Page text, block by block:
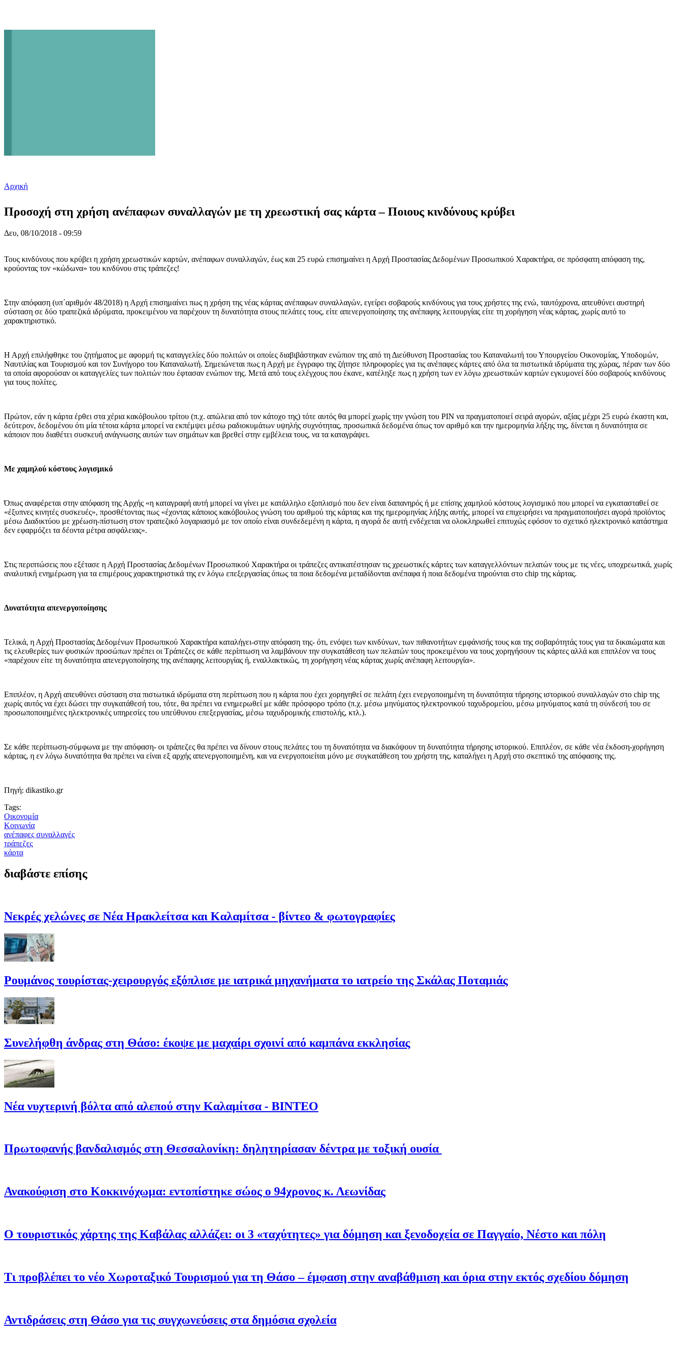
Αρχική
Προσοχή στη χρήση ανέπαφων συναλλαγών με τη χρεωστική σας κάρτα – Ποιους κινδύνους κρύβει
Δευ, 08/10/2018 - 09:59
Τους κινδύνους που κρύβει η χρήση χρεωστικών καρτών, ανέπαφων συναλλαγών, έως και 25 ευρώ επισημαίνει η Αρχή Προστασίας Δεδομένων Προσωπικού Χαρακτήρα, σε πρόσφατη απόφαση της,
κρούοντας τον «κώδωνα» του κινδύνου στις τράπεζες!
Στην απόφαση (υπ΄αριθμόν 48/2018) η Αρχή επισημαίνει πως η χρήση της νέας κάρτας ανέπαφων συναλλαγών, εγείρει σοβαρούς κινδύνους για τους χρήστες της ενώ, ταυτόχρονα, απευθύνει αυστηρή
σύσταση σε δύο τραπεζικά ιδρύματα, προκειμένου να παρέχουν τη δυνατότητα στους πελάτες τους, είτε απενεργοποίησης της ανέπαφης λειτουργίας είτε τη χορήγηση νέας κάρτας, χωρίς αυτό το
χαρακτηριστικό.
Η Αρχή επιλήφθηκε του ζητήματος με αφορμή τις καταγγελίες δύο πολιτών οι οποίες διαβιβάστηκαν ενώπιον της από τη Διεύθυνση Προστασίας του Καταναλωτή του Υπουργείου Οικονομίας, Υποδομών,
Ναυτιλίας και Τουρισμού και τον Συνήγορο του Καταναλωτή. Σημειώνεται πως η Αρχή με έγγραφο της ζήτησε πληροφορίες για τις ανέπαφες κάρτες από όλα τα πιστωτικά ιδρύματα της χώρας, πέραν των δύο
τα οποία αφορούσαν οι καταγγελίες των πολιτών που έφτασαν ενώπιον της. Μετά από τους ελέγχους που έκανε, κατέληξε πως η χρήση των εν λόγω χρεωστικών καρτών εγκυμονεί δύο σοβαρούς κινδύνους
για τους πολίτες.
Πρώτον, εάν η κάρτα έρθει στα χέρια κακόβουλου τρίτου (π.χ. απώλεια από τον κάτοχο της) τότε αυτός θα μπορεί χωρίς την γνώση του PIN να πραγματοποιεί σειρά αγορών, αξίας μέχρι 25 ευρώ έκαστη και,
δεύτερον, δεδομένου ότι μία τέτοια κάρτα μπορεί να εκπέμψει μέσω ραδιοκυμάτων υψηλής συχνότητας, προσωπικά δεδομένα όπως τον αριθμό και την ημερομηνία λήξης της, δίνεται η δυνατότητα σε
κάποιον που διαθέτει συσκευή ανάγνωσης αυτών των σημάτων και βρεθεί στην εμβέλεια τους, να τα καταγράψει.
Με χαμηλού κόστους λογισμικό
Όπως αναφέρεται στην απόφαση της Αρχής «η καταγραφή αυτή μπορεί να γίνει με κατάλληλο εξοπλισμό που δεν είναι δαπανηρός ή με επίσης χαμηλού κόστους λογισμικό που μπορεί να εγκατασταθεί σε
«έξυπνες κινητές συσκευές», προσθέτοντας πως «έχοντας κάποιος κακόβουλος γνώση του αριθμού της κάρτας και της ημερομηνίας λήξης αυτής, μπορεί να επιχειρήσει να πραγματοποιήσει αγορά προϊόντος
μέσω Διαδικτύου με χρέωση-πίστωση στον τραπεζικό λογαριασμό με τον οποίο είναι συνδεδεμένη η κάρτα, η αγορά δε αυτή ενδέχεται να ολοκληρωθεί επιτυχώς εφόσον το σχετικό ηλεκτρονικό κατάστημα
δεν εφαρμόζει τα δέοντα μέτρα ασφάλειας».
Στις περιπτώσεις που εξέτασε η Αρχή Προστασίας Δεδομένων Προσωπικού Χαρακτήρα οι τράπεζες αντικατέστησαν τις χρεωστικές κάρτες των καταγγελλόντων πελατών τους με τις νέες, υποχρεωτικά, χωρίς
αναλυτική ενημέρωση για τα επιμέρους χαρακτηριστικά της εν λόγω επεξεργασίας όπως τα ποια δεδομένα μεταδίδονται ανέπαφα ή ποια δεδομένα τηρούνται στο chip της κάρτας.
Δυνατότητα απενεργοποίησης
Τελικά, η Αρχή Προστασίας Δεδομένων Προσωπικού Χαρακτήρα καταλήγει-στην απόφαση της- ότι, ενόψει των κινδύνων, των πιθανοτήτων εμφάνισής τους και της σοβαρότητάς τους για τα δικαιώματα και
τις ελευθερίες των φυσικών προσώπων πρέπει οι Τράπεζες σε κάθε περίπτωση να λαμβάνουν την συγκατάθεση των πελατών τους προκειμένου να τους χορηγήσουν τις κάρτες αλλά και επιπλέον να τους
«παρέχουν είτε τη δυνατότητα απενεργοποίησης της ανέπαφης λειτουργίας ή, εναλλακτικώς, τη χορήγηση νέας κάρτας χωρίς ανέπαφη λειτουργία».
Επιπλέον, η Αρχή απευθύνει σύσταση στα πιστωτικά ιδρύματα στη περίπτωση που η κάρτα που έχει χορηγηθεί σε πελάτη έχει ενεργοποιημένη τη δυνατότητα τήρησης ιστορικού συναλλαγών στο chip της
χωρίς αυτός να έχει δώσει την συγκατάθεσή του, τότε, θα πρέπει να ενημερωθεί με κάθε πρόσφορο τρόπο (π.χ. μέσω μηνύματος ηλεκτρονικού ταχυδρομείου, μέσω μηνύματος κατά τη σύνδεσή του σε
προσωποποιημένες ηλεκτρονικές υπηρεσίες του υπεύθυνου επεξεργασίας, μέσω ταχυδρομικής επιστολής, κτλ.).
Σε κάθε περίπτωση-σύμφωνα με την απόφαση- οι τράπεζες θα πρέπει να δίνουν στους πελάτες του τη δυνατότητα να διακόψουν τη δυνατότητα τήρησης ιστορικού. Επιπλέον, σε κάθε νέα έκδοση-χορήγηση
κάρτας, η εν λόγω δυνατότητα θα πρέπει να είναι εξ αρχής απενεργοποιημένη, και να ενεργοποιείται μόνο με συγκατάθεση του χρήστη της, καταλήγει η Αρχή στο σκεπτικό της απόφασης της.
Πηγή: dikastiko.gr
Tags:
Οικονομία
Κοινωνία
ανέπαφες συναλλαγές
τράπεζες
κάρτα
διαβάστε επίσης
Νεκρές χελώνες σε Νέα Ηρακλείτσα και Καλαμίτσα - βίντεο & φωτογραφίες
Ρουμάνος τουρίστας-χειρουργός εξόπλισε με ιατρικά μηχανήματα το ιατρείο της Σκάλας Ποταμιάς
Συνελήφθη άνδρας στη Θάσο: έκοψε με μαχαίρι σχοινί από καμπάνα εκκλησίας
Νέα νυχτερινή βόλτα από αλεπού στην Καλαμίτσα - ΒΙΝΤΕΟ
Πρωτοφανής βανδαλισμός στη Θεσσαλονίκη: δηλητηρίασαν δέντρα με τοξική ουσία
Ανακούφιση στο Κοκκινόχωμα: εντοπίστηκε σώος ο 94χρονος κ. Λεωνίδας
Ο τουριστικός χάρτης της Καβάλας αλλάζει: oι 3 «ταχύτητες» για δόμηση και ξενοδοχεία σε Παγγαίο, Νέστο και πόλη
Τι προβλέπει το νέο Χωροταξικό Τουρισμού για τη Θάσο – έμφαση στην αναβάθμιση και όρια στην εκτός σχεδίου δόμηση
Αντιδράσεις στη Θάσο για τις συγχωνεύσεις στα δημόσια σχολεία